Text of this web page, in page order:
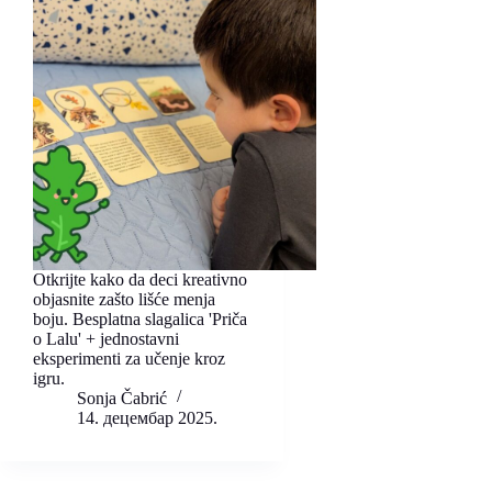
Otkrijte kako da deci kreativno
objasnite zašto lišće menja
boju. Besplatna slagalica 'Priča
o Lalu' + jednostavni
eksperimenti za učenje kroz
igru.
Sonja Čabrić
14. децембар 2025.